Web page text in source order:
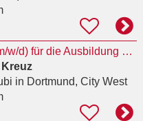
Klassenlehrer*in (m/w/d) für die Ausbildung von Notfallsanitäter*innen
in Dortmund, City West